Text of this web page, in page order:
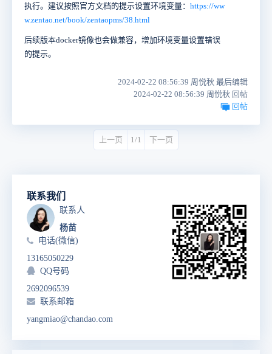
执行。建议按照官方文档的提示设置环境变量： https://ww
w.zentao.net/book/zentaopms/38.html
后续版本docker镜像也会做兼容，增加环境变量设置错误
的提示。
2024-02-22 08:56:39 周悦秋 最后编辑
2024-02-22 08:56:39 周悦秋 回帖
回帖
上一页 1/1 下一页
联系我们
联系人
杨苗
电话(微信)
13165050229
QQ号码
2692096539
联系邮箱
yangmiao@chandao.com